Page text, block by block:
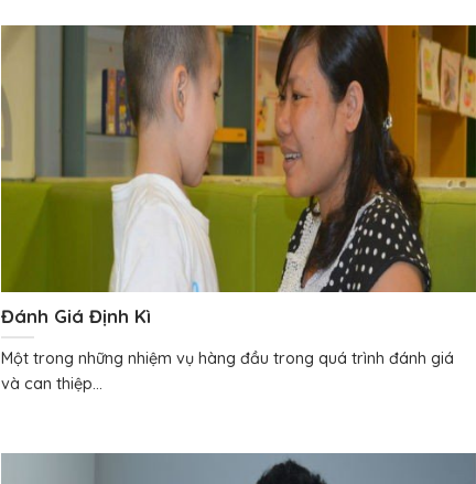
Đánh Giá Định Kì
Một trong những nhiệm vụ hàng đầu trong quá trình đánh giá
và can thiệp...